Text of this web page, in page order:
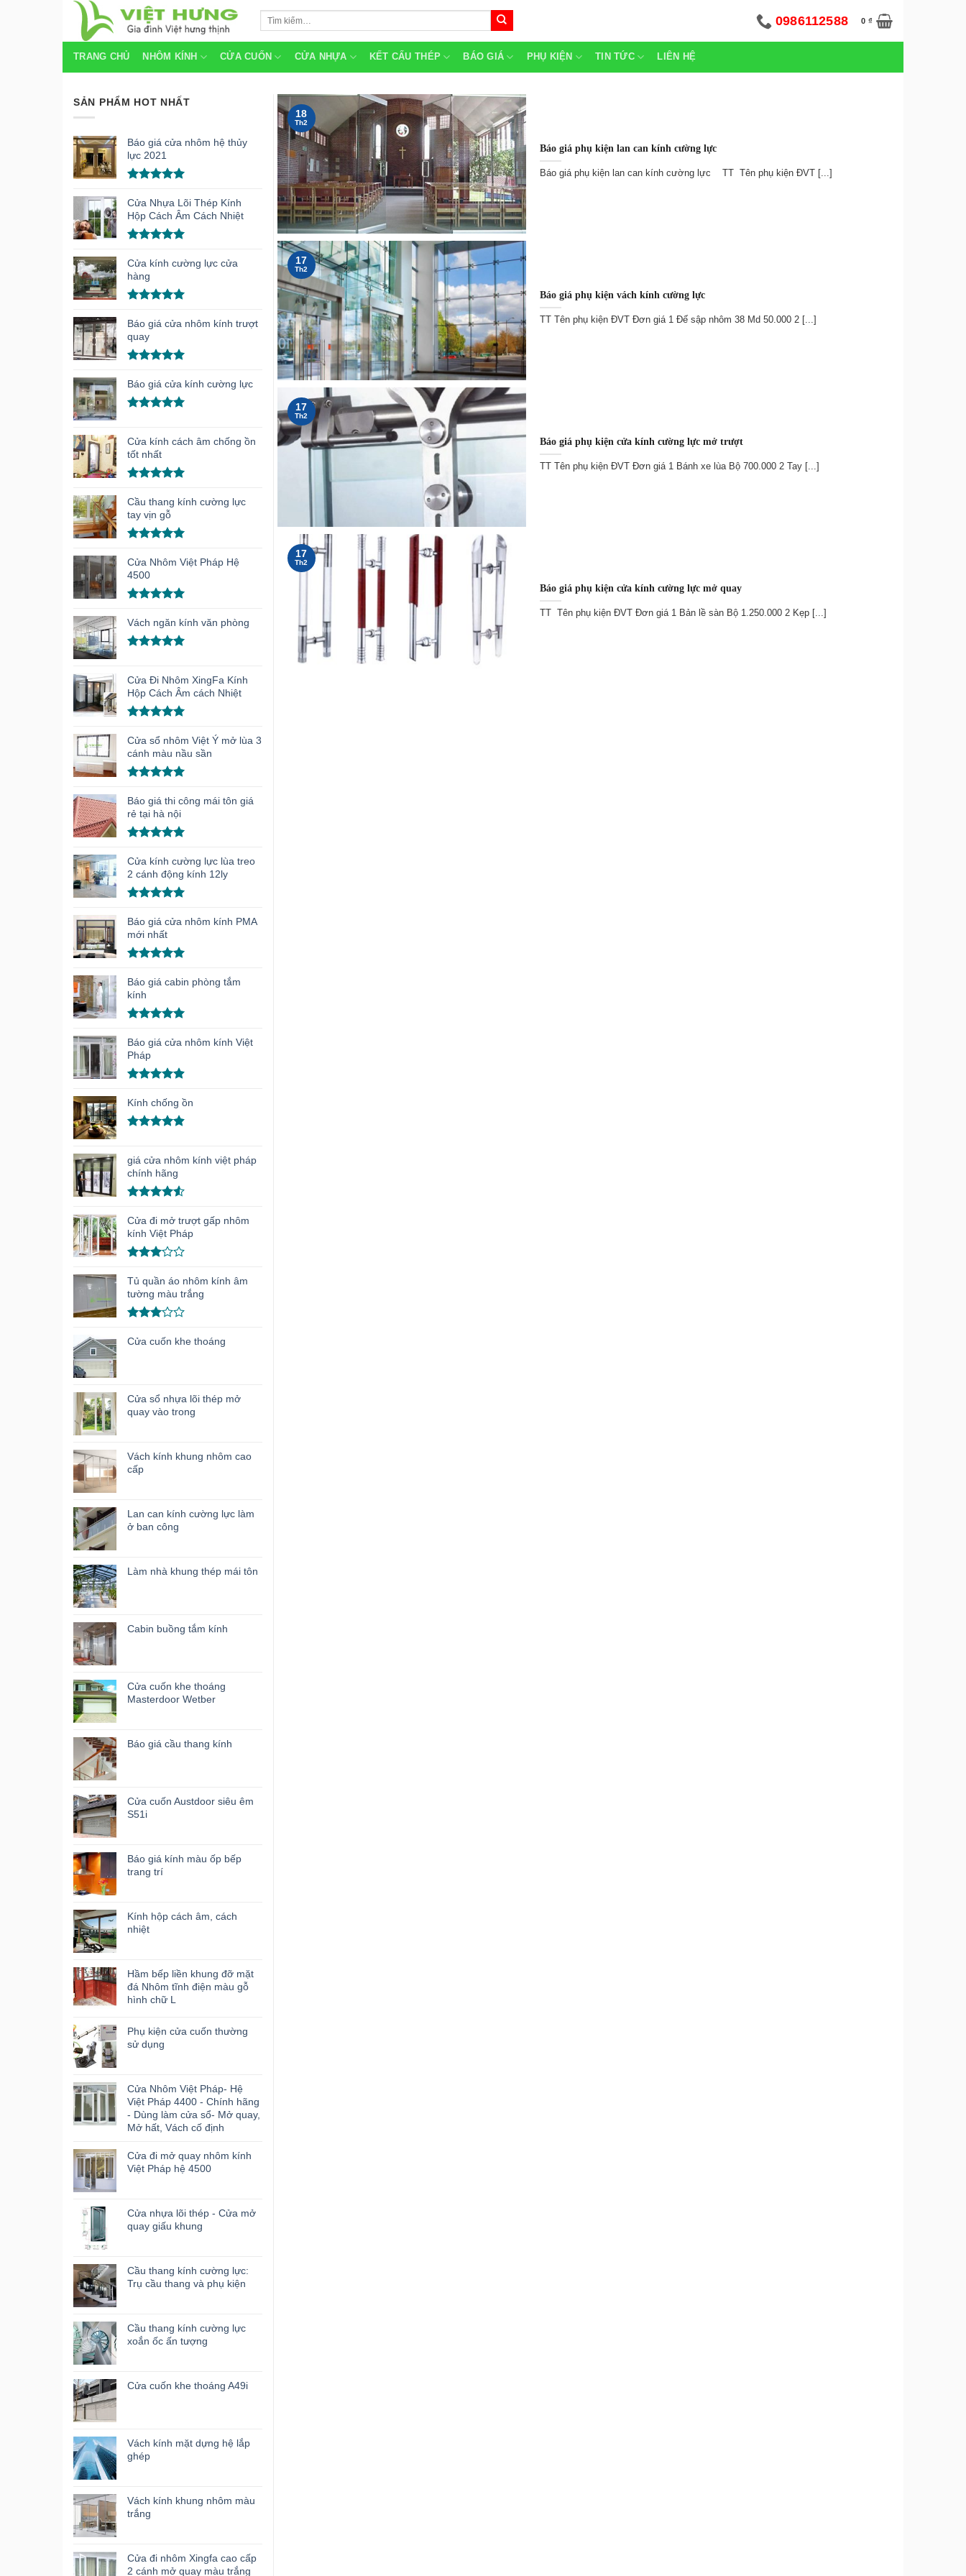
Skip
content
Tìm
0986112588 0 ₫
TRANG CHỦ NHÔM KÍNH CỬA CUỐN CỬA NHỰA KẾT CẤU THÉP BÁO GIÁ PHỤ KIỆN TIN TỨC LIÊN HỆ
SẢN PHẨM HOT NHẤT
Báo giá cửa nhôm hệ thủy
lực 2021
hạng5.00
5 sao
Cửa Nhựa Lõi Thép Kính
Hộp Cách Âm Cách Nhiệt
hạng5.00
5 sao
Cửa kính cường lực cửa
hàng
hạng5.00
5 sao
Báo giá cửa nhôm kính trượt
quay
hạng5.00
5 sao
Báo giá cửa kính cường lực
5 sao
Cửa kính cách âm chống ồn
tốt nhất
hạng5.00
5 sao
Cầu thang kính cường lực
tay vịn gỗ
hạng5.00
5 sao
Cửa Nhôm Việt Pháp Hệ
4500
hạng5.00
5 sao
Vách ngăn kính văn phòng
5 sao
Cửa Đi Nhôm XingFa Kính
Hộp Cách Âm cách Nhiệt
hạng5.00
5 sao
Cửa sổ nhôm Việt Ý mở lùa 3
cánh màu nầu sần
hạng5.00
5 sao
Báo giá thi công mái tôn giá
rẻ tại hà nội
hạng5.00
5 sao
Cửa kính cường lực lùa treo
2 cánh động kính 12ly
hạng5.00
5 sao
Báo giá cửa nhôm kính PMA
mới nhất
hạng5.00
5 sao
Báo giá cabin phòng tắm
kính
hạng5.00
5 sao
Báo giá cửa nhôm kính Việt
Pháp
hạng4.91
5 sao
Kính chống ồn
5 sao
giá cửa nhôm kính việt pháp
chính hãng
hạng4.50
5 sao
Cửa đi mở trượt gấp nhôm
kính Việt Pháp
xếp
hạng
3.00 5
sao
Tủ quần áo nhôm kính âm
tường màu trắng
xếp
Cửa cuốn khe thoáng
Cửa sổ nhựa lõi thép mở
quay vào trong
Vách kính khung nhôm cao
cấp
Lan can kính cường lực làm
ở ban công
Làm nhà khung thép mái tôn
Cabin buồng tắm kính
Cửa cuốn khe thoáng
Masterdoor Wetber
Báo giá cầu thang kính
Cửa cuốn Austdoor siêu êm
S51i
Báo giá kính màu ốp bếp
trang trí
Kính hộp cách âm, cách
nhiệt
Hầm bếp liền khung đỡ mặt
đá Nhôm tĩnh điện màu gỗ
hình chữ L
Phụ kiện cửa cuốn thường
sử dụng
Cửa Nhôm Việt Pháp- Hệ
Việt Pháp 4400 - Chính hãng
- Dùng làm cửa sổ- Mở quay,
Mở hất, Vách cố định
Cửa đi mở quay nhôm kính
Việt Pháp hệ 4500
Cửa nhựa lõi thép - Cửa mở
quay giấu khung
Cầu thang kính cường lực:
Trụ cầu thang và phụ kiện
Cầu thang kính cường lực
xoắn ốc ấn tượng
Cửa cuốn khe thoáng A49i
Vách kính mặt dựng hệ lắp
ghép
Vách kính khung nhôm màu
trắng
Cửa đi nhôm Xingfa cao cấp
2 cánh mở quay màu trắng
Báo giá phụ kiện lan can kính cường lực
Báo giá phụ kiện lan can kính cường lực TT Tên phụ kiện ĐVT [...]
18
Th2
Báo giá phụ kiện vách kính cường lực
TT Tên phụ kiện ĐVT Đơn giá 1 Đế sập nhôm 38 Md 50.000 2 [...]
17
Th2
Báo giá phụ kiện cửa kính cường lực mở trượt
TT Tên phụ kiện ĐVT Đơn giá 1 Bánh xe lùa Bộ 700.000 2 Tay [...]
17
Th2
Báo giá phụ kiện cửa kính cường lực mở quay
TT Tên phụ kiện ĐVT Đơn giá 1 Bản lề sàn Bộ 1.250.000 2 Kẹp [...]
17
Th2